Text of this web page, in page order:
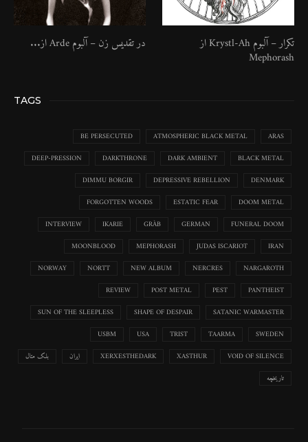
تکرار – آلبوم Krystl​-​Ah از
Mephorash
در تقدیس زن – آلبوم Arde از...
TAGS
ARAS
ATMOSPHERIC BLACK METAL
BE PERSECUTED
BLACK METAL
DARK AMBIENT
DARKTHRONE
DEEP-PRESSION
DENMARK
DEPRESSIVE REBELLION
DIMMU BORGIR
DOOM METAL
ESTATIC FEAR
FORGOTTEN WOODS
FUNERAL DOOM
GERMAN
GRÀB
IKARIE
INTERVIEW
IRAN
JUDAS ISCARIOT
MEPHORASH
MOONBLOOD
NARGAROTH
NERCRES
NEW ALBUM
NORTT
NORWAY
PANTHEIST
PEST
POST METAL
REVIEW
SATANIC WARMASTER
SHAPE OF DESPAIR
SUN OF THE SLEEPLESS
SWEDEN
TAARMA
TRIST
USA
USBM
VOID OF SILENCE
XASTHUR
XERXESTHEDARK ایران
بلک متال
تاریخچه